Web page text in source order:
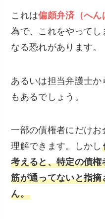
これは偏頗弁済（へん
為で、これをやってし
なる恐れがあります。
あるいは担当弁護士
もあるでしょう。
一部の債権者にだけ
理解できます。しかし
考えると、特定の債
筋が通ってないと指
ん。